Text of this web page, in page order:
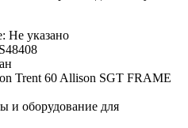
Не указано
Trent 60 Allison SGT FRAME
и оборудование для